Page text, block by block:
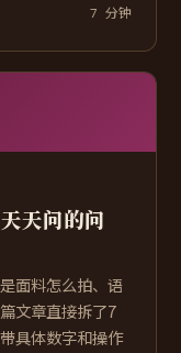
7 分钟
天问的问
面料怎么拍、语
文章直接拆了7
具体数字和操作